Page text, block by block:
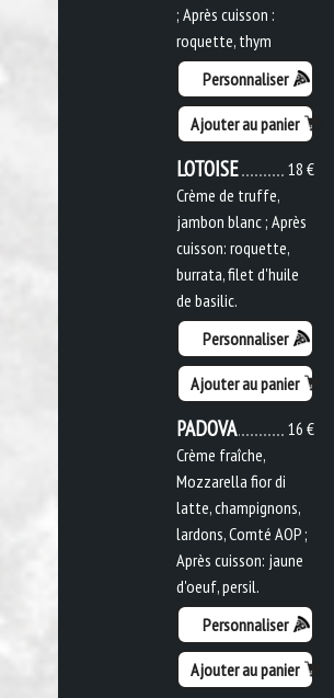
; Après cuisson :
roquette, thym
Personnaliser
Ajouter au panier
18 €
LOTOISE
Crème de truffe,
jambon blanc ; Après
cuisson: roquette,
burrata, filet d'huile
de basilic.
Personnaliser
Ajouter au panier
16 €
PADOVA
Crème fraîche,
Mozzarella fior di
latte, champignons,
lardons, Comté AOP ;
Après cuisson: jaune
d'oeuf, persil.
Personnaliser
Ajouter au panier